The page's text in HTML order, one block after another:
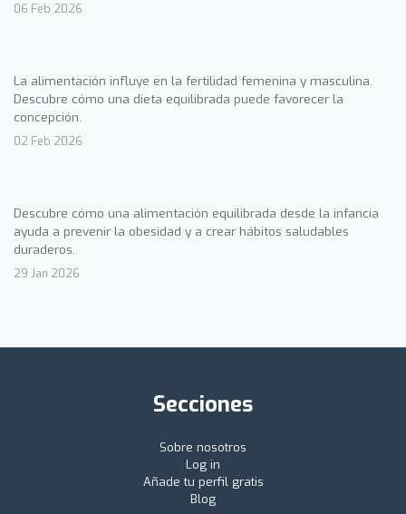
06 Feb 2026
La alimentación influye en la fertilidad femenina y masculina.
Descubre cómo una dieta equilibrada puede favorecer la
concepción.
02 Feb 2026
Descubre cómo una alimentación equilibrada desde la infancia
ayuda a prevenir la obesidad y a crear hábitos saludables
duraderos.
29 Jan 2026
Secciones
Sobre nosotros
Log in
Añade tu perfil gratis
Blog